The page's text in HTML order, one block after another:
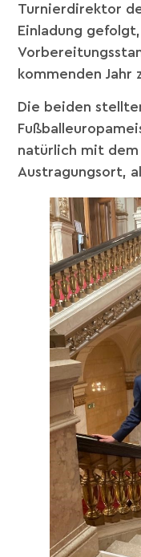
Turnierdirektor
Einladung
kommenden Jahr
Die beiden
natürlich mit dem
Austragungsort,